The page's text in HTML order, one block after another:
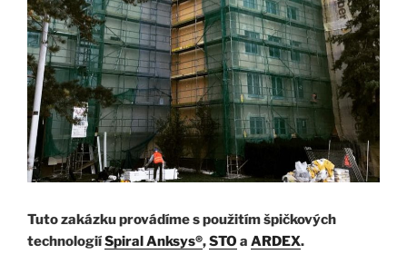
Tuto zakázku provádíme s použitím špičkových
technologiíSpiral Anksys®,STO a ARDEX.